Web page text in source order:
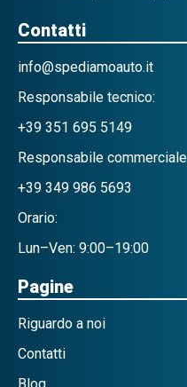
Contatti
info@spediamoauto.it
Responsabile tecnico:
+39 351 695 5149
Responsabile
+39 349 986 5693
Orario:
Lun–Ven: 9:00–19:00
Pagine
Riguardo a noi
Contatti